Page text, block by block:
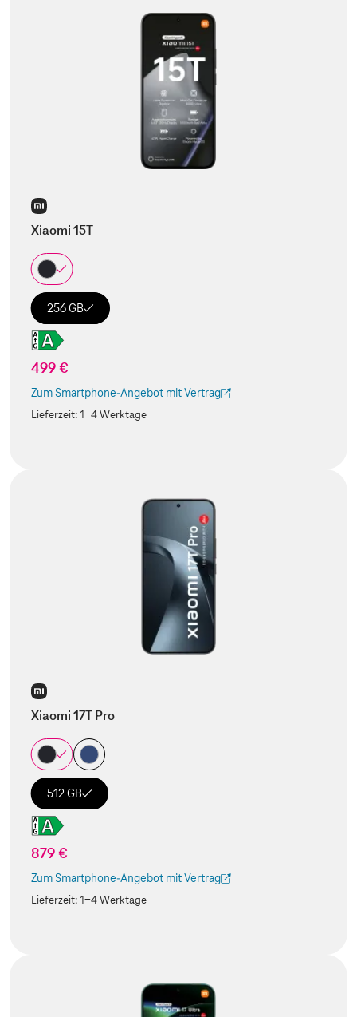
Xiaomi 15T
256 GB
499 €
Zum Smartphone-Angebot mit Vertrag
(Der Link wird in einem neuen Tab geöffnet)
Lieferzeit:1-4 Werktage
Xiaomi 17T Pro
512 GB
879 €
Zum Smartphone-Angebot mit Vertrag
(Der Link wird in einem neuen Tab geöffnet)
Lieferzeit:1-4 Werktage